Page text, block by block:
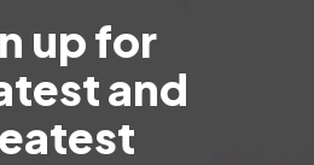
up for
and